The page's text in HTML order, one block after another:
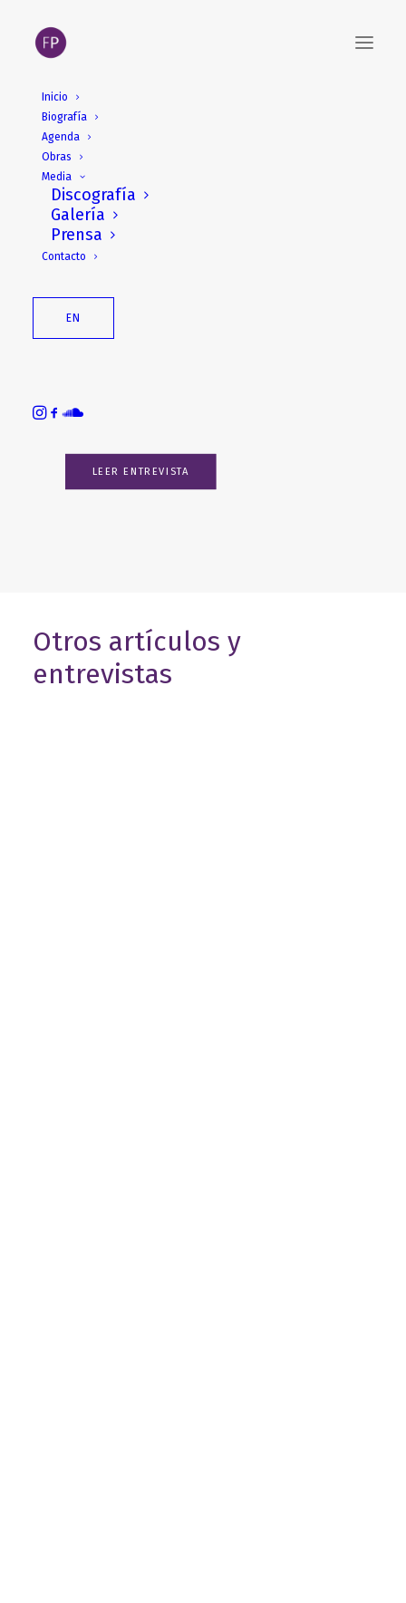
Inicio
Biografía
Agenda
Obras
Media
Discografía
Galería
Prensa
Contacto
EN
Edition Peters: Fabián
Interview
LEER ENTREVISTA
Otros artículos y
entrevistas